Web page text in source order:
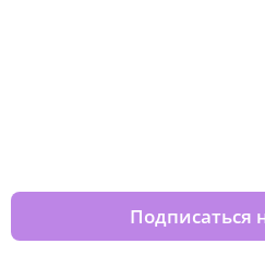
Подписаться